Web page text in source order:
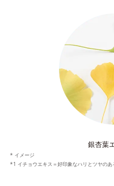
銀杏葉
* イメージ
*1 イチョウエキス＝好印象なハリとツヤの